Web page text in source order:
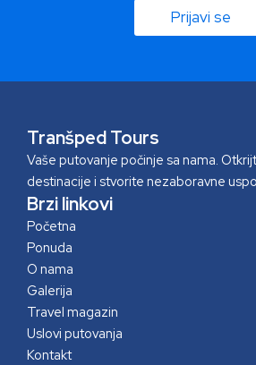
Prijavi se
Tranšped Tours
Vaše putovanje počinje sa nama.
destinacije i stvorite nezaboravne
Brzi linkovi
Početna
Ponuda
O nama
Galerija
Travel magazin
Uslovi putovanja
Kontakt